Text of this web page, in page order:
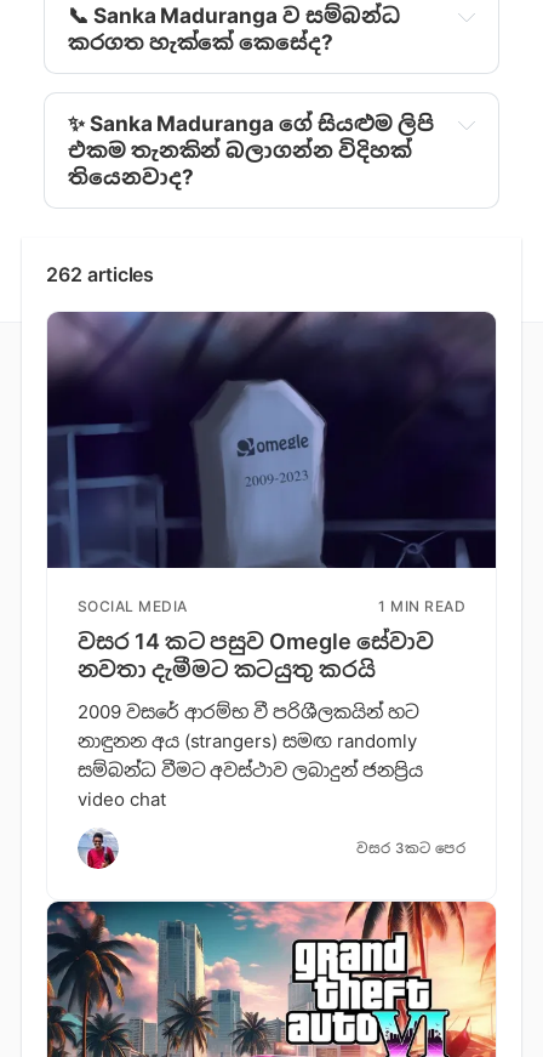
📞 Sanka Maduranga ව සම්බන්ධ
කරගත හැක්කේ කෙසේද?
✨ Sanka Maduranga ‍ගේ සියළුම ලිපි
එකම තැනකින් බලාගන්න විදිහක්
තියෙනවාද?
262 articles
SOCIAL MEDIA 1 MIN READ
වසර 14 කට පසුව Omegle සේවාව
නවතා දැමීමට කටයුතු කරයි
2009 වසරේ ආරම්භ වී පරිශීලකයින් හට
නාඳුනන අය (strangers) සමඟ randomly
සම්බන්ධ වීමට අවස්ථාව ලබාදුන් ජනප්‍රිය
video chat
වසර 3කට පෙර